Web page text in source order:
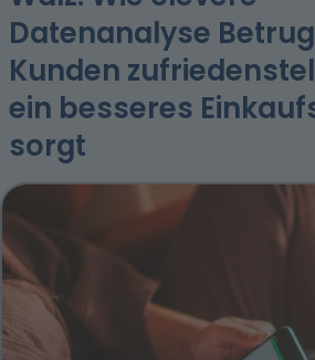
Datenanalyse Betrug
Kunden
ein besseres
sorgt